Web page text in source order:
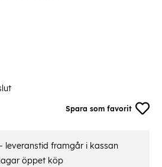
Spara som favorit
leveranstid framgår i kassan
öppet köp